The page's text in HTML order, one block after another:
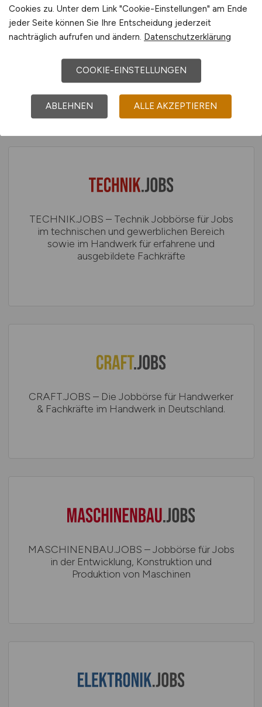
INGENIEURCENTER – Jobs für Ingenieure &
technische Fachkräfte im Maschinenbau, der
Automobilindustrie und anderen Ingenieur
TECHNIK.JOBS – Technik Jobbörse für Jobs
im technischen und gewerblichen Bereich
sowie im Handwerk für erfahrene und
ausgebildete Fachkräfte
CRAFT.JOBS – Die Jobbörse für Handwerker
& Fachkräfte im Handwerk in Deutschland.
MASCHINENBAU.JOBS – Jobbörse für Jobs
in der Entwicklung, Konstruktion und
Produktion von Maschinen
Cookies zu. Unter dem Link "Cookie-Einstellungen" am Ende
jeder Seite können Sie Ihre Entscheidung jederzeit
nachträglich aufrufen und ändern. Datenschutzerklärung
COOKIE-EINSTELLUNGEN
ABLEHNEN ALLE AKZEPTIEREN